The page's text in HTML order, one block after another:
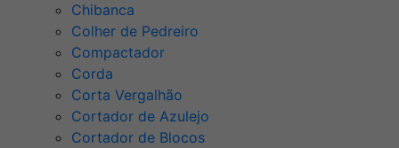
Chibanca
Colher de Pedreiro
Compactador
Corda
Corta Vergalhão
Cortador de Azulejo
Cortador de Blocos